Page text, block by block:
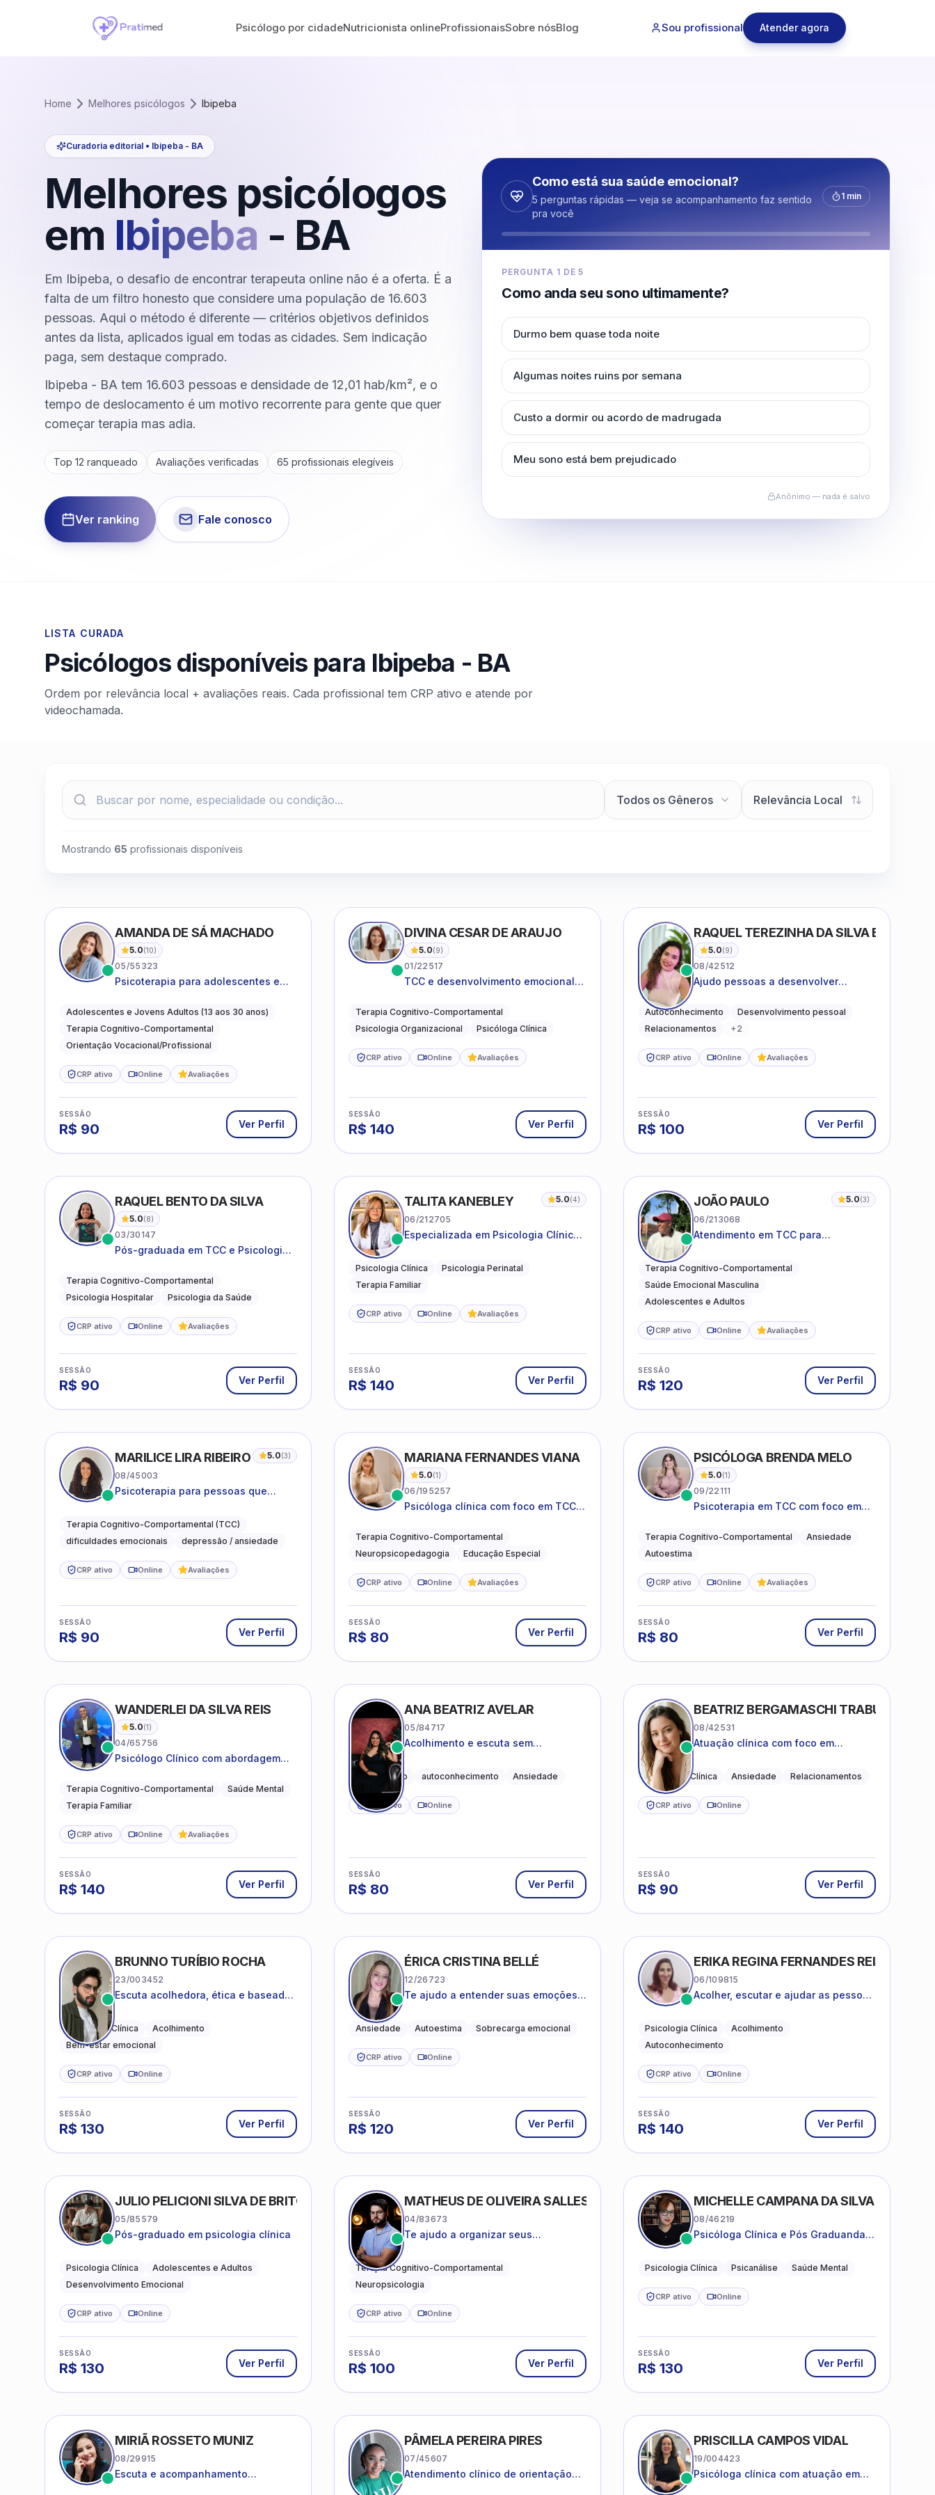
Psicólogo por cidadeNutricionista onlineProfissionaisSobre nósBlog Sou profissional Atender agora
Home Melhores psicólogos Ibipeba
Curadoria editorial • Ibipeba - BA
Melhores psicólogos
em Ibipeba - BA
Em Ibipeba, o desafio de encontrar terapeuta online não é a oferta. É a
falta de um filtro honesto que considere uma população de 16.603
pessoas. Aqui o método é diferente — critérios objetivos definidos
antes da lista, aplicados igual em todas as cidades. Sem indicação
paga, sem destaque comprado.
Ibipeba - BA tem 16.603 pessoas e densidade de 12,01 hab/km², e o
tempo de deslocamento é um motivo recorrente para gente que quer
começar terapia mas adia.
Top 12 ranqueado Avaliações verificadas 65 profissionais elegíveis
Ver ranking Fale conosco
Como está sua saúde emocional?
5 perguntas rápidas — veja se acompanhamento faz sentido
pra você
1 min
PERGUNTA 1 DE5
Como anda seu sono ultimamente?
Durmo bem quase toda noite
Algumas noites ruins por semana
Custo a dormir ou acordo de madrugada
Meu sono está bem prejudicado
Anônimo — nada é salvo
LISTA CURADA
Psicólogos disponíveis para Ibipeba - BA
Ordem por relevância local + avaliações reais. Cada profissional tem CRP ativo e atende por
videochamada.
Mostrando 65 profissionais disponíveis
AMANDA DE SÁ MACHADO
5.0(10)
05/55323
Psicoterapia para adolescentes e
ansiedade, autoestima, relações e
orientação profissional
Adolescentes e Jovens Adultos (13 aos 30 anos)
Terapia Cognitivo-Comportamental
Orientação Vocacional/Profissional
CRP ativo Online Avaliações
SESSÃO
R$ 90 Ver Perfil
DIVINA CESAR DE ARAUJO
5.0(9)
01/22517
TCC e desenvolvimento emocional
Terapia Cognitivo-Comportamental
Psicologia Organizacional
Psicóloga Clínica
CRP ativo Online Avaliações
SESSÃO
R$ 140 Ver Perfil
RAQUEL TEREZINHA DA SILVA BIONDI
5.0(9)
08/42512
Ajudo pessoas a desenvolver
saudáveis
Autoconhecimento
Desenvolvimento pessoal
Relacionamentos
+2
CRP ativo Online Avaliações
SESSÃO
R$ 100 Ver Perfil
RAQUEL BENTO DA SILVA
5.0(8)
03/30147
Pós-graduada em TCC e Psicologia
Terapia Cognitivo-Comportamental
Psicologia Hospitalar
Psicologia da Saúde
CRP ativo Online Avaliações
SESSÃO
R$ 90 Ver Perfil
TALITA KANEBLEY 5.0(4)
06/212705
Especializada em Psicologia Clínica
adultos e famílias
Psicologia Clínica
Psicologia Perinatal
Terapia Familiar
CRP ativo Online Avaliações
SESSÃO
R$ 140 Ver Perfil
JOÃO PAULO 5.0(3)
06/213068
Atendimento em TCC para
desenvolvimento de autonomia
emocional
Terapia Cognitivo-Comportamental
Saúde Emocional Masculina
Adolescentes e Adultos
CRP ativo Online Avaliações
SESSÃO
R$ 120 Ver Perfil
MARILICE LIRA RIBEIRO 5.0(3)
08/45003
Psicoterapia para pessoas que
lidar com as dificuldades do dia a
dia
Terapia Cognitivo-Comportamental (TCC)
dificuldades emocionais
depressão / ansiedade
CRP ativo Online Avaliações
SESSÃO
R$ 90 Ver Perfil
MARIANA FERNANDES VIANA
5.0(1)
06/195257
Psicóloga clínica com foco em TCC,
acompanhamento do
neurodesenvolvimento.
Terapia Cognitivo-Comportamental
Neuropsicopedagogia
Educação Especial
CRP ativo Online Avaliações
SESSÃO
R$ 80 Ver Perfil
PSICÓLOGA BRENDA MELO
5.0(1)
09/22111
Psicoterapia em TCC com foco em
práticas para o cotidiano
Terapia Cognitivo-Comportamental
Ansiedade
Autoestima
CRP ativo Online Avaliações
SESSÃO
R$ 80 Ver Perfil
WANDERLEI DA SILVA REIS
5.0(1)
04/65756
Psicólogo Clínico com abordagem
e terapia sistêmica
Terapia Cognitivo-Comportamental
Saúde Mental
Terapia Familiar
CRP ativo Online Avaliações
SESSÃO
R$ 140 Ver Perfil
ANA BEATRIZ AVELAR
05/84717
Acolhimento e escuta sem
Acolhimento autoconhecimento Ansiedade
CRP ativo Online
SESSÃO
R$ 80 Ver Perfil
BEATRIZ BERGAMASCHI TRABUCO
08/42531
Atuação clínica com foco em
e transições de vida
Psicologia Clínica Ansiedade Relacionamentos
CRP ativo Online
SESSÃO
R$ 90 Ver Perfil
BRUNNO TURÍBIO ROCHA
23/003452
Escuta acolhedora, ética e baseada
Psicologia Clínica
Acolhimento
Bem-estar emocional
CRP ativo Online
SESSÃO
R$ 130 Ver Perfil
ÉRICA CRISTINA BELLÉ
12/26723
Te ajudo a entender suas emoções e
lidar com o que você está vivendo
Ansiedade Autoestima Sobrecarga emocional
CRP ativo Online
SESSÃO
R$ 120 Ver Perfil
ERIKA REGINA FERNANDES REIS FRIAS
06/109815
Acolher, escutar e ajudar as pessoas
Psicologia Clínica
Acolhimento
Autoconhecimento
CRP ativo Online
SESSÃO
R$ 140 Ver Perfil
JULIO PELICIONI SILVA DE BRITO
05/85579
Pós-graduado em psicologia clínica
Psicologia Clínica
Adolescentes e Adultos
Desenvolvimento Emocional
CRP ativo Online
SESSÃO
R$ 130 Ver Perfil
MATHEUS DE OLIVEIRA SALLES
04/83673
Te ajudo a organizar seus
e viver com mais clareza e sentido,
com uma terapia estruturada e
baseada em ciência.
Terapia Cognitivo-Comportamental
Neuropsicologia
CRP ativo Online
SESSÃO
R$ 100 Ver Perfil
MICHELLE CAMPANA DA SILVA
08/46219
Psicóloga Clínica e Pós Graduanda
FAAP.
Psicologia Clínica Psicanálise Saúde Mental
CRP ativo Online
SESSÃO
R$ 130 Ver Perfil
MIRIÃ ROSSETO MUNIZ
08/29915
Escuta e acompanhamento
PÂMELA PEREIRA PIRES
07/45607
Atendimento clínico de orientação
PRISCILLA CAMPOS VIDAL
19/004423
Psicóloga clínica com atuação em